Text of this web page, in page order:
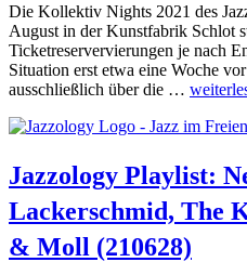
Die Kollektiv Nights 2021 des
August in der Kunstfabrik Schlot
Ticketreservervierungen je nach
Situation erst etwa eine Woche
ausschließlich über die …
Jazzology Playlist:
Lackerschmid, The
& Moll (210628)